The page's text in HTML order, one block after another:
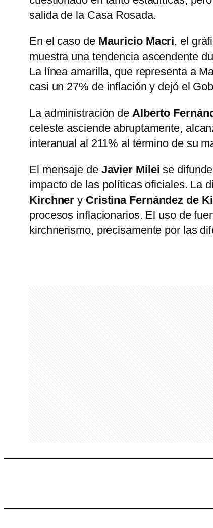
salida de la Casa Rosada.
En el caso de Mauricio Macri, el
muestra una tendencia ascendente
La línea amarilla, que representa a
casi un 27% de inflación y dejó el
La administración de Alberto
celeste asciende abruptamente,
interanual al 211% al término de su
El mensaje de Javier Milei se
impacto de las políticas oficiales. La
Kirchnery Cristina Fernández de
procesos inflacionarios. El uso de
kirchnerismo, precisamente por las